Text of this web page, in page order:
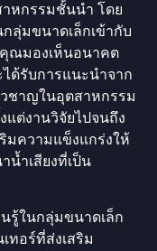
หกรรมชั้นนำ โดย
ลุ่มขนาดเล็กเข้ากับ
คุณมองเห็นอนาคต
ด้รับการแนะนำจาก
วชาญในอุตสาหกรรม
ต่งานวิจัยไปจนถึง
มความแข็งแกร่งให้
น้ำเสียงที่เป็น
รู้ในกลุ่มขนาดเล็ก
ทอร์ที่ส่งเสริม